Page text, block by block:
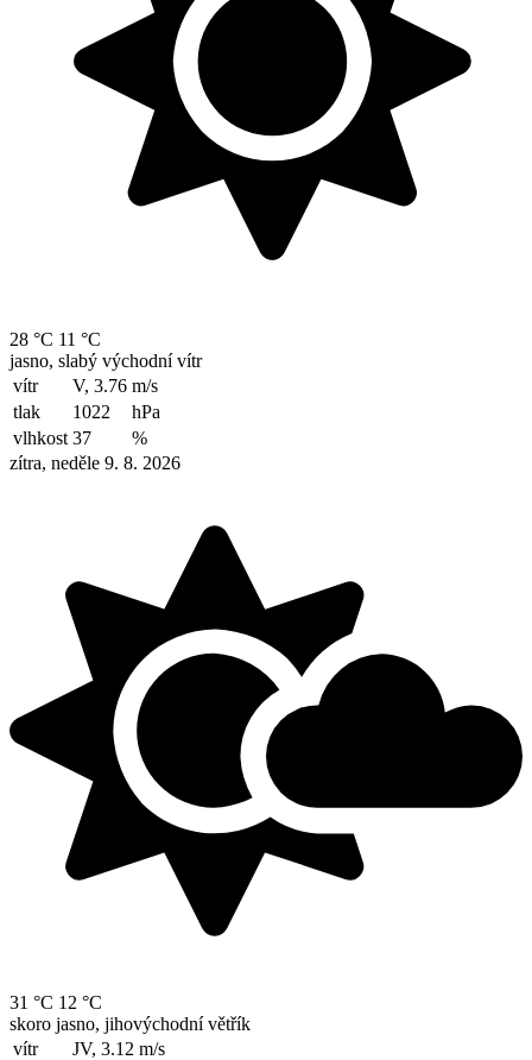
28 °C 11 °C
jasno, slabý východní vítr
vítr
V, 3.76 m/s
tlak
1022
hPa
vlhkost 37
%
zítra, neděle 9. 8. 2026
31 °C 12 °C
skoro jasno, jihovýchodní větřík
vítr
JV, 3.12 m/s